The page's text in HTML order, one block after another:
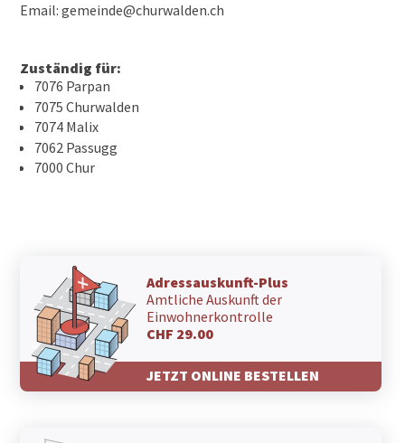
Email: gemeinde@churwalden.ch
Zuständig für:
7076 Parpan
7075 Churwalden
7074 Malix
7062 Passugg
7000 Chur
Adressauskunft-Plus
Amtliche Auskunft der
Einwohnerkontrolle
CHF 29.00
JETZT ONLINE BESTELLEN